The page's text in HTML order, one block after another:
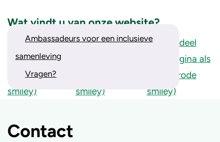
Wat vindt u van onze website?
Ambassadeurs voor een inclusieve
samenleving
Vragen?
Contact